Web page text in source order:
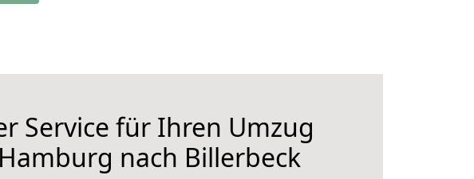
Service für Ihren Umzug
nach Billerbeck